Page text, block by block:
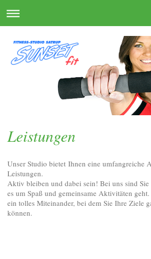
Leistungen
Unser Studio bietet Ihnen eine umfangreiche
Leistungen.
Aktiv bleiben und dabei sein! Bei uns sind
es um Spaß und gemeinsame Aktivitäten
ein tolles Miteinander, bei dem Sie Ihre Ziele
können.